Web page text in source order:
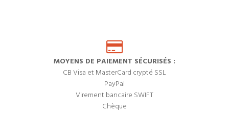
MOYENS DE PAIEMENT SÉCURISÉS :
CB Visa et MasterCard crypté SSL
PayPal
Virement bancaire SWIFT
Chèque